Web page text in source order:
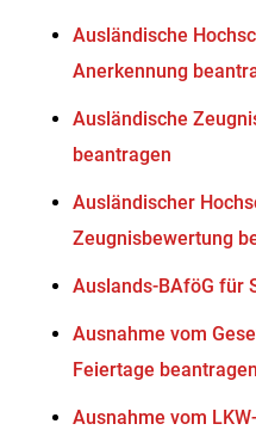
Ausländische
Anerkennung
Ausländische
beantragen
Ausländischer
Zeugnisbewertung
Auslands-BAföG für
Ausnahme vom
Feiertage beantragen
Ausnahme vom